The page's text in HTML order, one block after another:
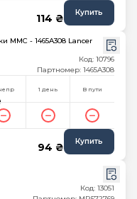
114 ₴ Купить
MMC - 1465A308 Lancer
Код: 10796
Партномер: 1465A308
1 день В пути
94 ₴ Купить
Код: 13051